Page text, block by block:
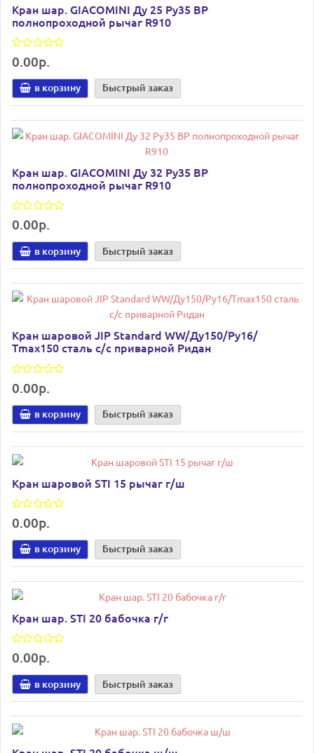
Кран шар. GIACOMINI Ду 25 Ру35 ВР
полнопроходной рычаг R910
0.00р.
в корзину Быстрый заказ
Кран шар. GIACOMINI Ду 32 Ру35 ВР
полнопроходной рычаг R910
0.00р.
в корзину Быстрый заказ
Кран шаровой JIP Standard WW/Ду150/Ру16/
Тmax150 сталь с/с приварной Ридан
0.00р.
в корзину Быстрый заказ
Кран шаровой STI 15 рычаг г/ш
0.00р.
в корзину Быстрый заказ
Кран шар. STI 20 бабочка г/г
0.00р.
в корзину Быстрый заказ